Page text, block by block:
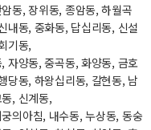
동, 장위동, 종암동, 하월곡
내동, 중화동, 답십리동, 신설
기동,
자양동, 중곡동, 화양동, 금호
당동, 하왕십리동, 갈현동, 남
, 신계동,
의아침, 내수동, 누상동, 동숭